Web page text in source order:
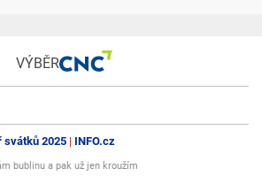
VÝBĚR
svátků 2025 INFO.cz
bublinu a pak už jen kroužím